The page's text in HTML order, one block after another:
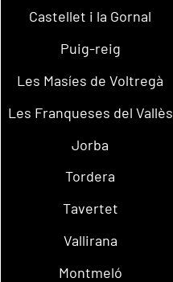
Castellet i la Gornal
Puig-reig
Les Masíes de Voltregà
Les Franqueses del Vallès
Jorba
Tordera
Tavertet
Vallirana
Montmeló